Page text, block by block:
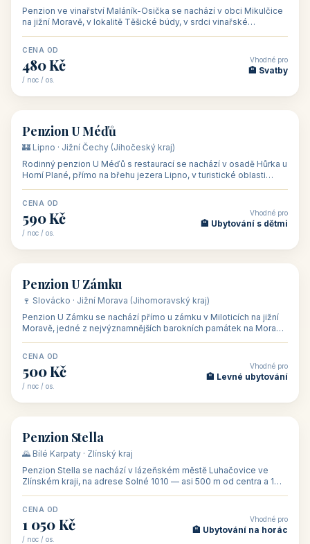
Penzion ve vinařství Maláník-Osička se nachází v obci Mikulčice
na jižní Moravě, v lokalitě Těšické búdy, v srdci vinařské
CENA OD
480 Kč
/ noc / os.
Vhodné pro
🏨 Svatby
🏡 penzion
Penzion U Méďů
🏰 Lipno · Jižní Čechy (Jihočeský kraj)
Rodinný penzion U Méďů s restaurací se nachází v osadě Hůrka u
Horní Plané, přímo na břehu jezera Lipno, v turistické oblasti
CENA OD
590 Kč
/ noc / os.
Vhodné pro
🏨 Ubytování s dětmi
🏡 penzion
Penzion U Zámku
🍷 Slovácko · Jižní Morava (Jihomoravský kraj)
Penzion U Zámku se nachází přímo u zámku v Miloticích na jižní
Moravě, jedné z nejvýznamnějších barokních památek na Moravě,
CENA OD
500 Kč
/ noc / os.
Vhodné pro
🏨 Levné ubytování
🏡 penzion
Penzion Stella
🌄 Bílé Karpaty · Zlínský kraj
Penzion Stella se nachází v lázeňském městě Luhačovice ve
Zlínském kraji, na adrese Solné 1010 — asi 500 m od centra a 1
CENA OD
1 050 Kč
/ noc / os.
Vhodné pro
🏨 Ubytování na horác